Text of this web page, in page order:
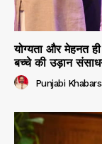
योग्यता और मेहनत
बच्चे की उड़ान
Punjabi